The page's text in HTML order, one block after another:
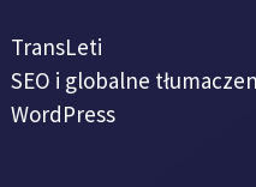
TransLeti
SEO i globalne
WordPress